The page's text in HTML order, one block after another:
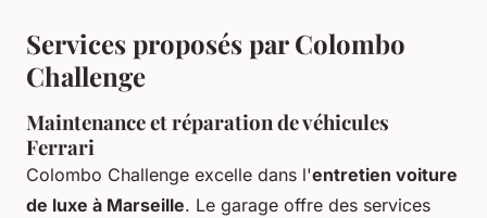
Services proposés par Colombo
Challenge
Maintenance et réparation de véhicules
Ferrari
Colombo Challenge excelle dans l'entretien voiture
de luxe à Marseille. Le garage offre des services